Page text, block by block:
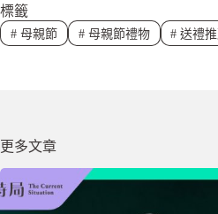
標籤
#母親節 #母親節禮物 # 送禮
更多文章